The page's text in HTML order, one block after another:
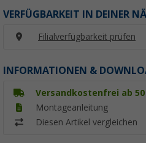
VERFÜGBARKEIT IN DEINER
Filialverfügbarkeit prüfen
INFORMATIONEN &
Versandkostenfrei ab 50
Montageanleitung
Diesen Artikel vergleichen